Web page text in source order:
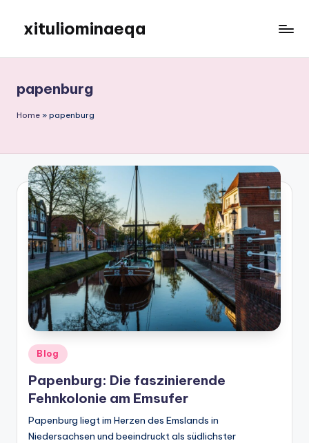
content
xituliominaeqa
papenburg
Home » papenburg
Posted
in
Blog
Papenburg: Die faszinierende
Fehnkolonie am Emsufer
Papenburg liegt im Herzen des Emslands in
Niedersachsen und beeindruckt als südlichster